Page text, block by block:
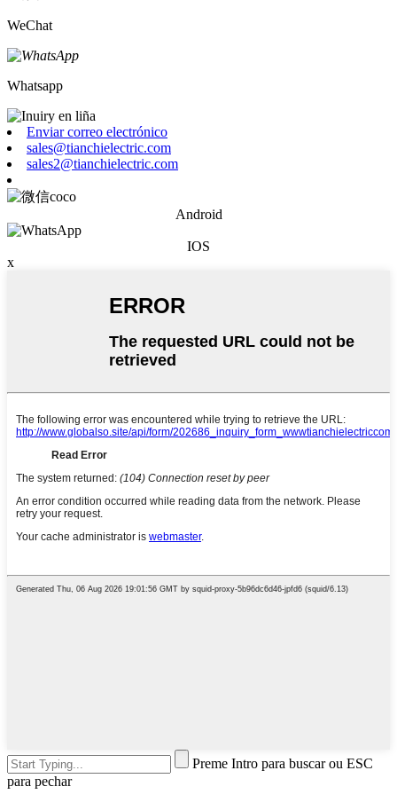
WeChat
Whatsapp
Enviar correo electrónico
sales@tianchielectric.com
sales2@tianchielectric.com
Android
IOS
x
Preme Intro para buscar ou ESC
para pechar